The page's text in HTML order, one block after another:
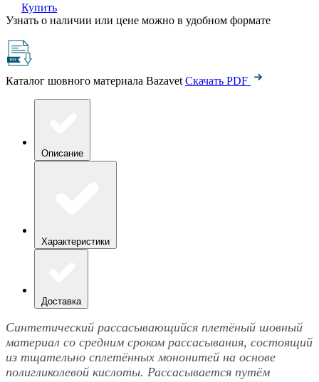
Купить
Узнать о наличии или цене можно в удобном формате
Каталог шовного материала Bazavet Скачать PDF
Описание
Характеристики
Доставка
Синтетический рассасывающийся плетёный шовный
материал со средним сроком рассасывания, состоящий
из тщательно сплетённых мононитей на основе
полигликолевой кислоты. Рассасывается путём